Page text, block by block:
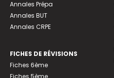
Annales Prépa
Annales BUT
Annales CRPE
FICHES DE RÉVISIONS
Fiches 6ème